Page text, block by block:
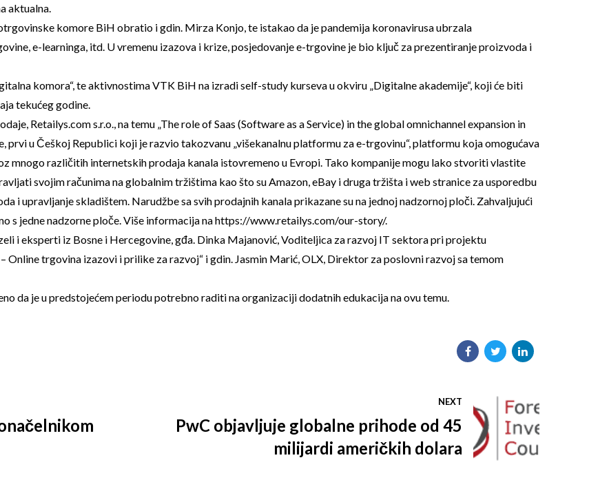
aktualna.
komore BiH obratio i gdin. Mirza Konjo, te istakao da je pandemija koronavirusa ubrzala
e-learninga, itd. U vremenu izazova i krize, posjedovanje e-trgovine je bio ključ za prezentiranje proizvoda i
komora“, te aktivnostima VTK BiH na izradi self-study kurseva u okviru „Digitalne akademije“, koji će biti
tekućeg godine.
Retailys.com s.r.o., na temu „The role of Saas (Software as a Service) in the global omnichannel expansion in
prvi u Češkoj Republici koji je razvio takozvanu „višekanalnu platformu za e-trgovinu“, platformu koja omogućava
mnogo različitih internetskih prodaja kanala istovremeno u Evropi. Tako kompanije mogu lako stvoriti vlastite
svojim računima na globalnim tržištima kao što su Amazon, eBay i druga tržišta i web stranice za usporedbu
i upravljanje skladištem. Narudžbe sa svih prodajnih kanala prikazane su na jednoj nadzornoj ploči. Zahvaljujući
s jedne nadzorne ploče. Više informacija na https://www.retailys.com/our-story/.
i eksperti iz Bosne i Hercegovine, gđa. Dinka Majanović, Voditeljica za razvoj IT sektora pri projektu
trgovina izazovi i prilike za razvoj“ i gdin. Jasmin Marić, OLX, Direktor za poslovni razvoj sa temom
da je u predstojećem periodu potrebno raditi na organizaciji dodatnih edukacija na ovu temu.
NEXT
PwC objavljuje globalne prihode od 45
milijardi američkih dolara